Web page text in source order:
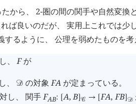
から、 2-圏の間の関手や自然変換
ば良いのだが、 実用上これでは少
するように、 公理を弱めたものを
、Fが
、 󰒛 の対象FA が定まっている。
し、 関手FAB: [A, B ]󰒚 → [FA, FB] 󰒛